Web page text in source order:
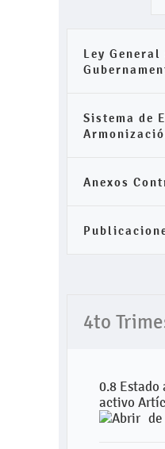
Ley
Sistema de
Anexos
4to
0.8
activo
de